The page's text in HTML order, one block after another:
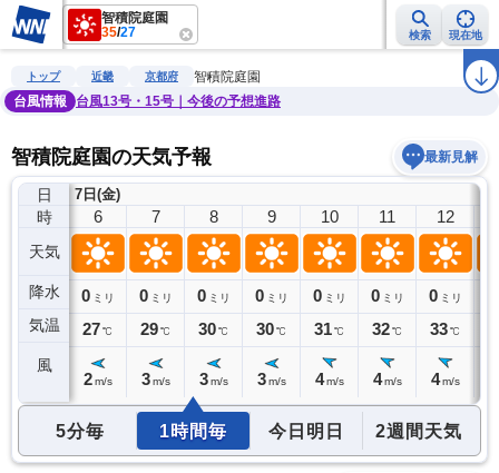
智積院庭園
35/27 検索 現在地
雨雲レーダー 台風情報 地震情報 ラ
トップ 近畿 京都府
智積院庭園
台風情報
台風13号・15号｜今後の予想進路
智積院庭園の天気予報 最新見解
日
時
天気
降水
気温
風
7日(金)
5
0ミリ
27℃
6
0 ミリ
27℃
2 m/s
7
0 ミリ
29℃
3 m/s
8
0 ミリ
30℃
3 m/s
9
0 ミリ
30℃
3 m/s
10
0 ミリ
31℃
4 m/s
11
0 ミリ
32℃
4 m/s
12
0 ミリ
33℃
4 m/s
5分毎 1時間毎 今日明日 2週間天気